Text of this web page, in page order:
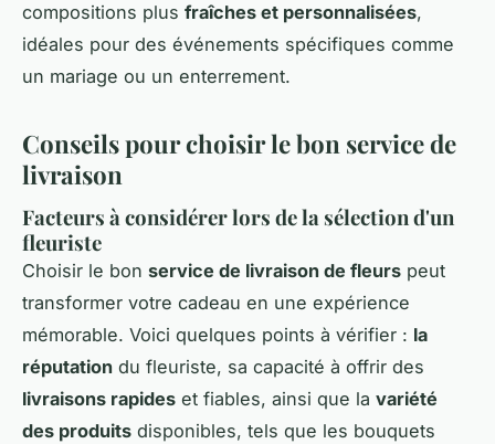
compositions plus fraîches et personnalisées,
idéales pour des événements spécifiques comme
un mariage ou un enterrement.
Conseils pour choisir le bon service de
livraison
Facteurs à considérer lors de la sélection d'un
fleuriste
Choisir le bon service de livraison de fleurs peut
transformer votre cadeau en une expérience
mémorable. Voici quelques points à vérifier : la
réputation du fleuriste, sa capacité à offrir des
livraisons rapides et fiables, ainsi que la variété
des produits disponibles, tels que les bouquets